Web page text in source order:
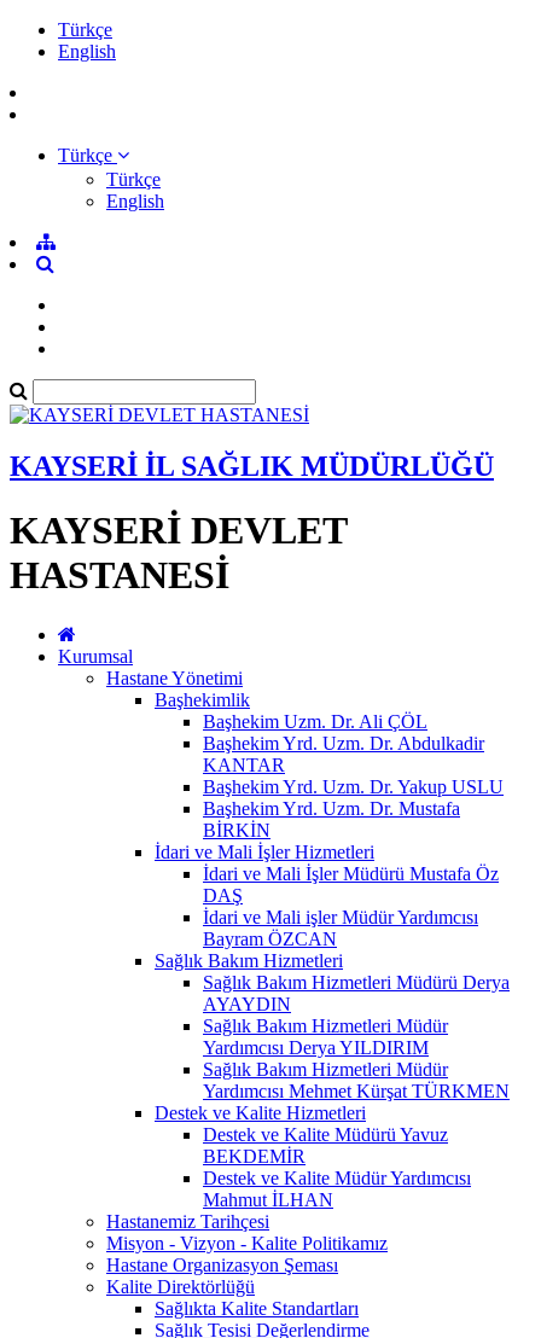
Türkçe
English
Türkçe
Türkçe
English
KAYSERİ İL SAĞLIK MÜDÜRLÜĞÜ
KAYSERİ DEVLET
HASTANESİ
Kurumsal
Hastane Yönetimi
Başhekimlik
Başhekim Uzm. Dr. Ali ÇÖL
Başhekim Yrd. Uzm. Dr. Abdulkadir
KANTAR
Başhekim Yrd. Uzm. Dr. Yakup USLU
Başhekim Yrd. Uzm. Dr. Mustafa
BİRKİN
İdari ve Mali İşler Hizmetleri
İdari ve Mali İşler Müdürü Mustafa Öz
DAŞ
İdari ve Mali işler Müdür Yardımcısı
Bayram ÖZCAN
Sağlık Bakım Hizmetleri
Sağlık Bakım Hizmetleri Müdürü Derya
AYAYDIN
Sağlık Bakım Hizmetleri Müdür
Yardımcısı Derya YILDIRIM
Sağlık Bakım Hizmetleri Müdür
Yardımcısı Mehmet Kürşat TÜRKMEN
Destek ve Kalite Hizmetleri
Destek ve Kalite Müdürü Yavuz
BEKDEMİR
Destek ve Kalite Müdür Yardımcısı
Mahmut İLHAN
Hastanemiz Tarihçesi
Misyon - Vizyon - Kalite Politikamız
Hastane Organizasyon Şeması
Kalite Direktörlüğü
Sağlıkta Kalite Standartları
Sağlık Tesisi Değerlendirme